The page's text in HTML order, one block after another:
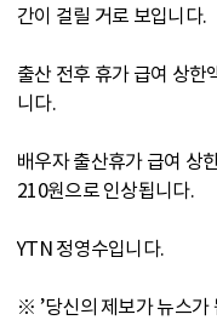
간이 걸릴 거로 보입니다.
출산 전후 휴가 급여 상한
니다.
배우자 출산휴가 급여 상
210원으로 인상됩니다.
YTN 정영수입니다.
※ ’당신의 제보가 뉴스가